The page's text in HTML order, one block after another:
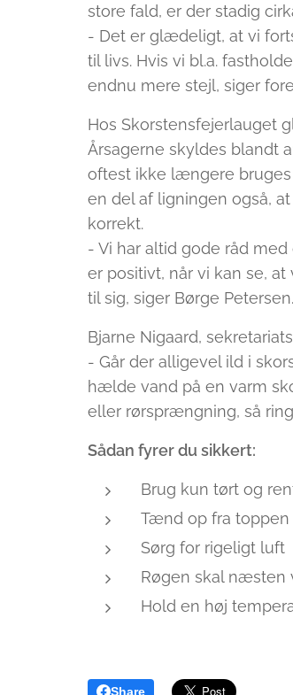
store fald, er der stadig
- Det er glædeligt, at vi
til livs. Hvis vi bl.a.
endnu mere stejl, siger
Hos Skorstensfejerlauget
Årsagerne skyldes blandt
oftest ikke længere
en del af ligningen også,
korrekt.
- Vi har altid gode råd
er positivt, når vi kan se,
til sig, siger Børge Petersen.
Bjarne Nigaard,
- Går der alligevel ild i
hælde vand på en varm
eller rørsprængning, så
Sådan fyrer du sikkert:
Brug kun tørt og
Tænd op fra toppen
Sørg for rigeligt luft
Røgen skal
Hold en høj
Share